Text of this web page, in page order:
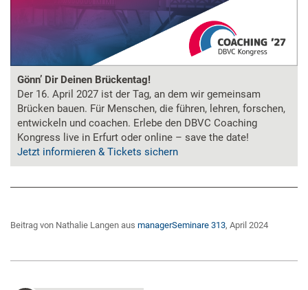
Gönn’ Dir Deinen Brückentag!
Der 16. April 2027 ist der Tag, an dem wir gemeinsam
Brücken bauen. Für Menschen, die führen, lehren, forschen,
entwickeln und coachen. Erlebe den DBVC Coaching
Kongress live in Erfurt oder online – save the date!
Jetzt informieren & Tickets sichern
Beitrag von Nathalie Langen aus managerSeminare 313, April 2024